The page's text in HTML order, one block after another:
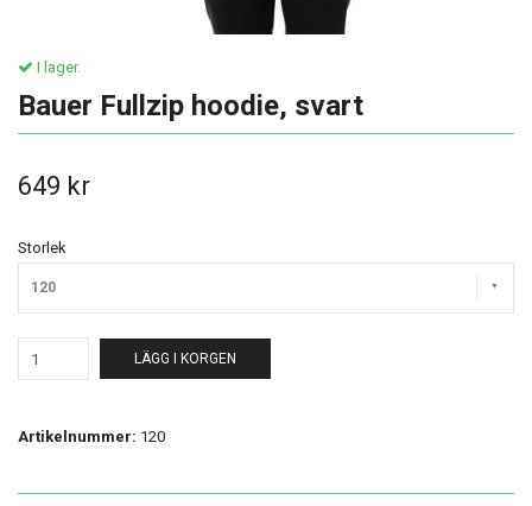
I lager.
Bauer Fullzip hoodie, svart
649 kr
Storlek
120
LÄGG I KORGEN
Artikelnummer: 120